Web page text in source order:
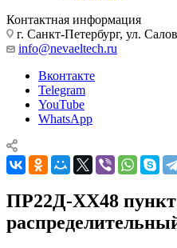
Контактная информация
г. Санкт-Петербург, ул.
info@nevaeltech.ru
Вконтакте
Telegram
YouTube
WhatsApp
ПР22Д-ХХ48 пункт